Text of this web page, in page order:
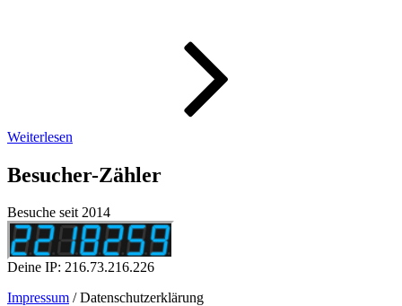
Weiterlesen
Besucher-Zähler
Besuche seit 2014
Deine IP: 216.73.216.226
Impressum / Datenschutzerklärung